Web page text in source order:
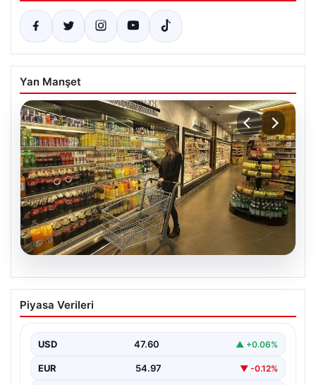
Yan Manşet
05.08.2026
Enflasyon verileri ne zaman
açıklanacak? 2026 TÜİK mart ayı
Piyasa Verileri
USD 47.60 ▲ +0.06%
EUR 54.97 ▼ -0.12%